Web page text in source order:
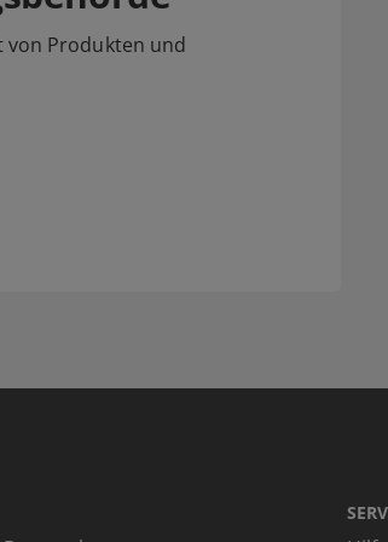
Produkten und